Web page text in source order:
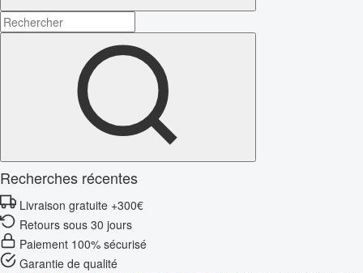
Recherches récentes
Livraison gratuite +300€
Retours sous 30 jours
Paiement 100% sécurisé
Garantie de qualité